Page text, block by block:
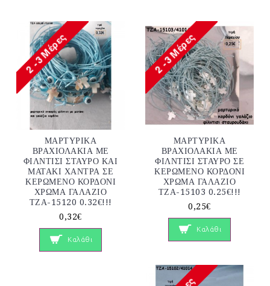
ΜΑΡΤΥΡΙΚΑ
ΒΡΑΧΙΟΛΑΚΙΑ ΜΕ
ΦΙΛΝΤΙΣΙ ΣΤΑΥΡΟ ΚΑΙ
ΜΑΤΑΚΙ ΧΑΝΤΡΑ ΣΕ
ΚΕΡΩΜΕΝΟ ΚΟΡΔΟΝΙ
ΧΡΩΜΑ ΓΑΛΑΖΙΟ
ΤΖΑ-15120 0.32€!!!
0,32€
Καλάθι
ΜΑΡΤΥΡΙΚΑ
ΒΡΑΧΙΟΛΑΚΙΑ ΜΕ
ΦΙΛΝΤΙΣΙ ΣΤΑΥΡΟ ΣΕ
ΚΕΡΩΜΕΝΟ ΚΟΡΔΟΝΙ
ΧΡΩΜΑ ΓΑΛΑΖΙΟ
ΤΖΑ-15103 0.25€!!!
0,25€
Καλάθι